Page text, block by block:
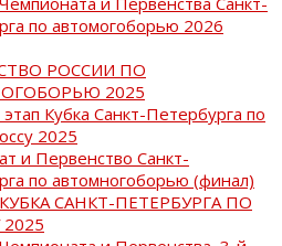
по автомогоборью 2026
РОССИИ ПО
2025
Кубка Санкт-Петербурга по
2025
и Первенство Санкт-
по автомногоборью (финал)
КУБКА САНКТ-ПЕТЕРБУРГА ПО